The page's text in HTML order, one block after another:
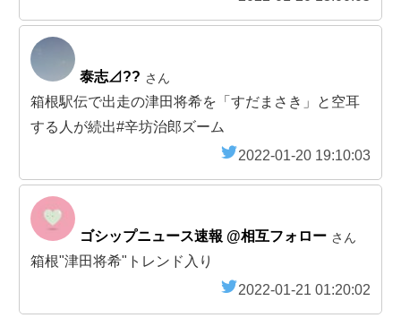
泰志⊿?? さん
箱根駅伝で出走の津田将希を「すだまさき」と空耳
する人が続出#辛坊治郎ズーム
2022-01-20 19:10:03
ゴシップニュース速報 @相互フォロー さん
箱根"津田将希"トレンド入り
2022-01-21 01:20:02